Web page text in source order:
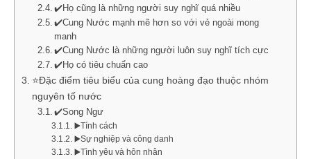
✔️Họ cũng là những người suy nghĩ quá nhiều
✔️Cung Nước mạnh mẽ hơn so với vẻ ngoài mong
manh
✔️Cung Nước là những người luôn suy nghĩ tích cực
✔️Họ có tiêu chuẩn cao
⭐Đặc điểm tiêu biểu của cung hoàng đạo thuộc nhóm
nguyên tố nước
✔️Song Ngư
▶️Tính cách
▶️Sự nghiệp và công danh
▶️Tình yêu và hôn nhân